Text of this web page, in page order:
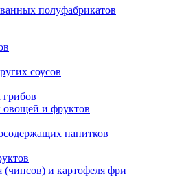
полуфабрикатов
соусов
овощей и фруктов
напитков
(чипсов) и картофеля фри